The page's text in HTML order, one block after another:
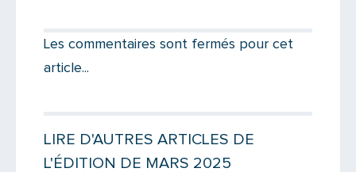
Les commentaires sont fermés pour cet
article...
LIRE D'AUTRES ARTICLES DE
L'ÉDITION DE MARS 2025